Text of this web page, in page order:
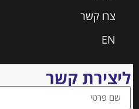
צרו קשר
EN
ליצירת קשר